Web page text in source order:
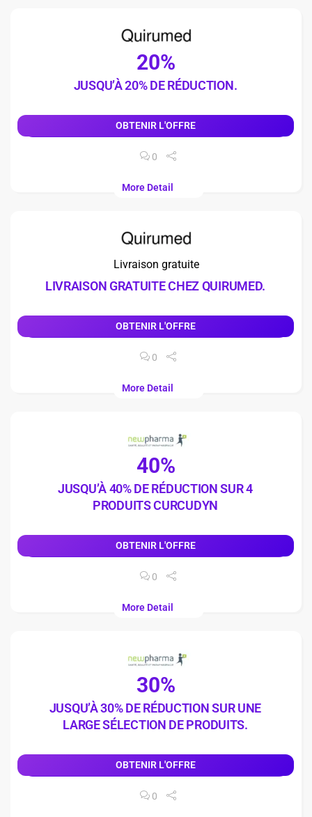
20%
JUSQU’À 20% DE RÉDUCTION.
OBTENIR L'OFFRE
0
More Detail
Livraison gratuite
LIVRAISON GRATUITE CHEZ QUIRUMED.
OBTENIR L'OFFRE
0
More Detail
40%
JUSQU’À 40% DE RÉDUCTION SUR 4
PRODUITS CURCUDYN
OBTENIR L'OFFRE
0
More Detail
30%
JUSQU’À 30% DE RÉDUCTION SUR UNE
LARGE SÉLECTION DE PRODUITS.
OBTENIR L'OFFRE
0